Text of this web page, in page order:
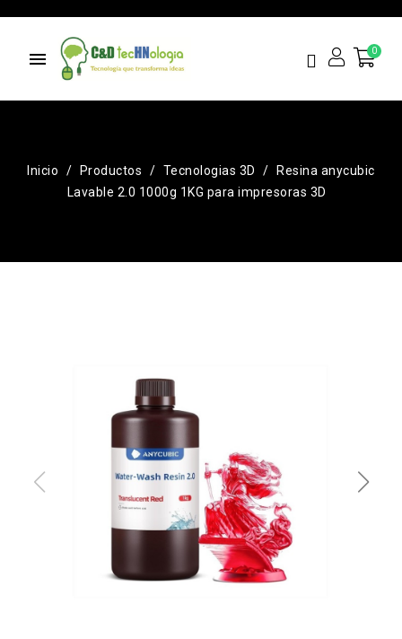
menu
Inicio Productos Tecnologias 3D
Resina anycubic
Lavable 2.0 1000g 1KG para impresoras 3D